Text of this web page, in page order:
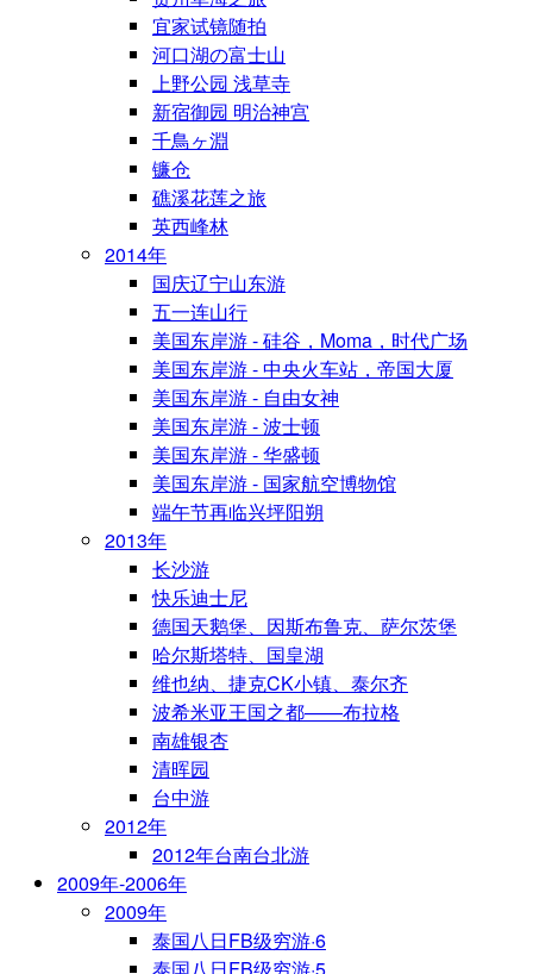
宜家试镜随拍
河口湖の富士山
上野公园 浅草寺
新宿御园 明治神宫
千鳥ヶ淵
镰仓
礁溪花莲之旅
英西峰林
2014年
国庆辽宁山东游
五一连山行
美国东岸游 - 硅谷，Moma，时代广场
美国东岸游 - 中央火车站，帝国大厦
美国东岸游 - 自由女神
美国东岸游 - 波士顿
美国东岸游 - 华盛顿
美国东岸游 - 国家航空博物馆
端午节再临兴坪阳朔
2013年
长沙游
快乐迪士尼
德国天鹅堡、因斯布鲁克、萨尔茨堡
哈尔斯塔特、国皇湖
维也纳、捷克CK小镇、泰尔齐
波希米亚王国之都——布拉格
南雄银杏
清晖园
台中游
2012年
2012年台南台北游
2009年-2006年
2009年
泰国八日FB级穷游·6